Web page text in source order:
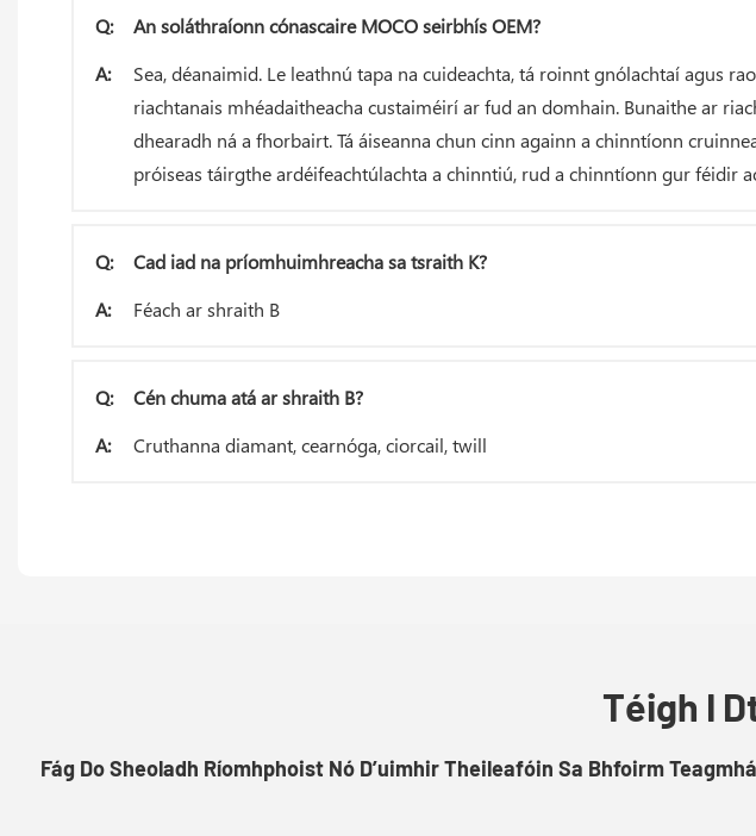
Q:
An soláthraíonn cónascaire MOCO seirbhís OEM?
A:
Sea, déanaimid. Le leathnú tapa na cuideachta, tá roinnt gnólachtaí agus
riachtanais mhéadaitheacha custaiméirí ar fud an domhain. Bunaithe ar
dhearadh ná a fhorbairt. Tá áiseanna chun cinn againn a chinntíonn
próiseas táirgthe ardéifeachtúlachta a chinntiú, rud a chinntíonn gur féidir
Q:
Cad iad na príomhuimhreacha sa tsraith K?
A:
Féach ar shraith B
Q:
Cén chuma atá ar shraith B?
A:
Cruthanna diamant, cearnóga, ciorcail, twill
Téigh I
Fág Do Sheoladh Ríomhphoist Nó D’uimhir Theileafóin Sa Bhfoirm